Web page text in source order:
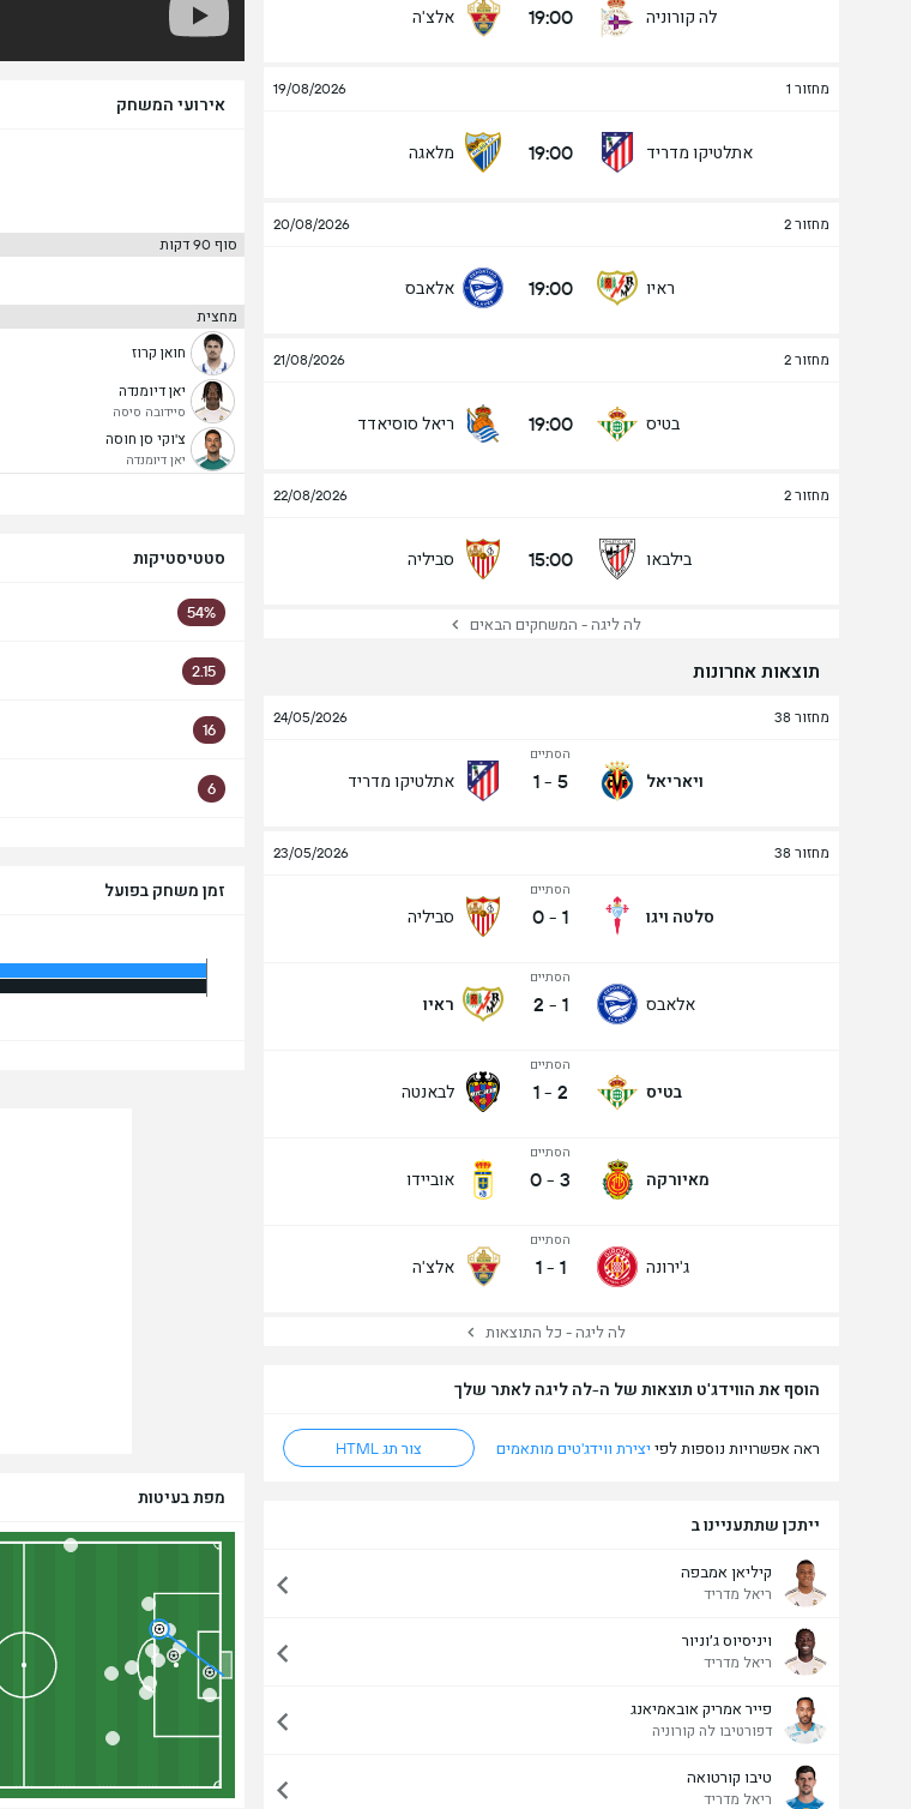
לה קורוניה 19:00 אלצ'ה
מחזור 1 19/08/2026
אתלטיקו מדריד 19:00 מלאגה
מחזור 2 20/08/2026
ראיו 19:00 אלאבס
מחזור 2 21/08/2026
בטיס 19:00 ריאל סוסיאדד
מחזור 2 22/08/2026
בילבאו 15:00 סביליה
לה ליגה - המשחקים הבאים
תוצאות אחרונות
מחזור 38 24/05/2026
ויאריאל
הסתיים
5
-
1 אתלטיקו מדריד
מחזור 38 23/05/2026
סלטה ויגו
הסתיים
1
-
0 סביליה
אלאבס
הסתיים
1
-
2 ראיו
בטיס
הסתיים
2
-
1 לבאנטה
מאיורקה
הסתיים
3
-
0 אוביידו
ג'ירונה
הסתיים
1
-
1 אלצ'ה
לה ליגה - כל התוצאות
הוסף את הווידג'ט תוצאות של ה-לה ליגה לאתר שלך
ראה אפשרויות נוספות לפי יצירת ווידג'טים מותאמים צור תג HTML
ייתכן שתתעניינו ב
קיליאן אמבפה
ריאל מדריד
ויניסיוס ג׳וניור
ריאל מדריד
פייר אמריק אובאמיאנג
דפורטיבו לה קורוניה
טיבו קורטואה
ריאל מדריד
אירועי המשחק
סוף 90 דקות
מחצית
חואן קרוז
יאן דיומנדה
סיידובה סיסה
צ'וקי סן חוסה
יאן דיומנדה
סטטיסטיקות
54%
2.15
16
6
זמן משחק בפועל
מפת בעיטות